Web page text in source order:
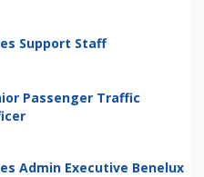
Support Staff
Passenger Traffic
Admin Executive Benelux